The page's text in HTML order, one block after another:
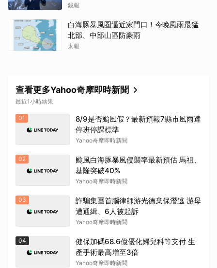
鏡報
白海豚暴風圈逼近家門口！今晚風雨最猛
北部、中部山區防豪雨
太報
查看更多Yahoo奇摩即時新聞
最近1小時結果
01
8/9是否颱風假？最新預報7縣市風雨達
停班停課標準
Yahoo奇摩即時新聞
02
颱風白海豚暴風侵襲率最新預估 馬祖、
基隆突破40%
Yahoo奇摩即時新聞
03
詐騙集團首腦律師游光德棄保潛逃 游母
遭通緝、6人被起訴
Yahoo奇摩即時新聞
04
健保加碼68.6億優化婦兒科等支付 生
產手術最高增至3倍
Yahoo奇摩即時新聞